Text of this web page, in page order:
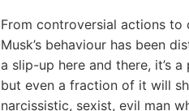
From controversial actions
Musk’s behaviour has been
a slip-up here and there, it’s
but even a fraction of it will
narcissistic, sexist, evil man